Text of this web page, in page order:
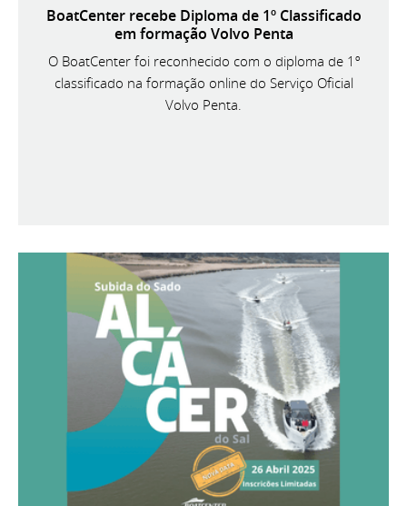
BoatCenter recebe Diploma de 1º Classificado
em formação Volvo Penta
O BoatCenter foi reconhecido com o diploma de 1º
classificado na formação online do Serviço Oficial
Volvo Penta.